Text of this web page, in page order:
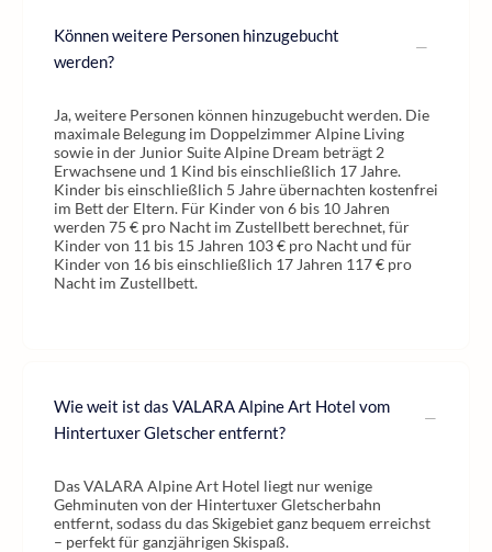
Können weitere Personen hinzugebucht
werden?
Ja, weitere Personen können hinzugebucht werden. Die
maximale Belegung im Doppelzimmer Alpine Living
sowie in der Junior Suite Alpine Dream beträgt 2
Erwachsene und 1 Kind bis einschließlich 17 Jahre.
Kinder bis einschließlich 5 Jahre übernachten kostenfrei
im Bett der Eltern. Für Kinder von 6 bis 10 Jahren
werden 75 € pro Nacht im Zustellbett berechnet, für
Kinder von 11 bis 15 Jahren 103 € pro Nacht und für
Kinder von 16 bis einschließlich 17 Jahren 117 € pro
Nacht im Zustellbett.
Wie weit ist das VALARA Alpine Art Hotel vom
Hintertuxer Gletscher entfernt?
Das VALARA Alpine Art Hotel liegt nur wenige
Gehminuten von der Hintertuxer Gletscherbahn
entfernt, sodass du das Skigebiet ganz bequem erreichst
– perfekt für ganzjährigen Skispaß.